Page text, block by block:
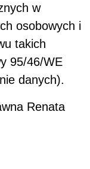
w
osobowych i
takich
95/46/WE
danych).
Renata